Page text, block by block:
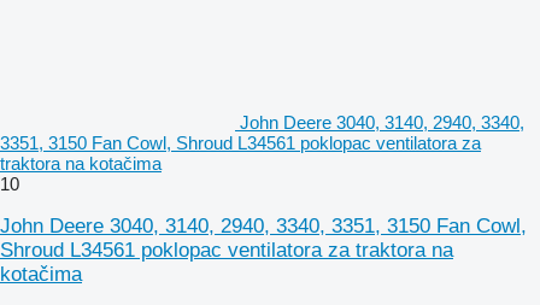
John Deere 3040, 3140, 2940, 3340,
3351, 3150 Fan Cowl, Shroud L34561 poklopac ventilatora za
traktora na kotačima
10
John Deere 3040, 3140, 2940, 3340, 3351, 3150 Fan Cowl,
Shroud L34561 poklopac ventilatora za traktora na
kotačima